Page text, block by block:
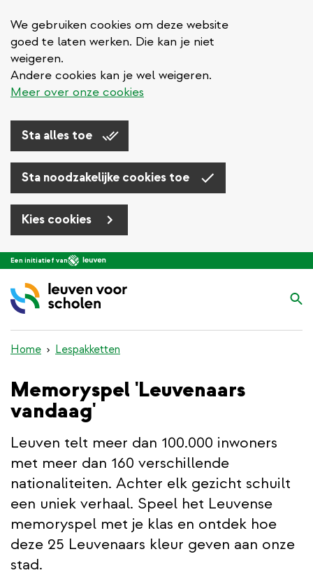
We gebruiken cookies om deze website
goed te laten werken. Die kan je niet
weigeren.
Andere cookies kan je wel weigeren.
Meer over onze cookies
Sta alles toe
Sta noodzakelijke cookies toe
Kies cookies
Overslaan
naar
de
inhoud
gaan
Een initiatief van
Home Lespakketten
Memoryspel 'Leuvenaars
vandaag'
Leuven telt meer dan 100.000 inwoners
met meer dan 160 verschillende
nationaliteiten. Achter elk gezicht schuilt
een uniek verhaal. Speel het Leuvense
memoryspel met je klas en ontdek hoe
deze 25 Leuvenaars kleur geven aan onze
stad.